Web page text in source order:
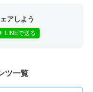
アしよう
LINEで送る
ツ一覧